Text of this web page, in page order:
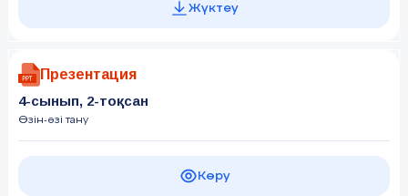
Жүктеу
Презентация
4-сынып, 2-тоқсан
Өзін-өзі тану
Көру